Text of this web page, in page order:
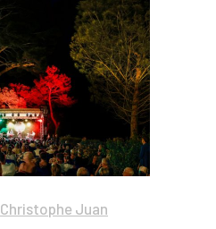
Christophe Juan